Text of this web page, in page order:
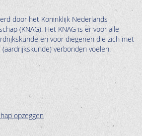
door het Koninklijk Nederlands
(KNAG). Het KNAG is er voor alle
en voor diegenen die zich met
verbonden voelen.
opzeggen